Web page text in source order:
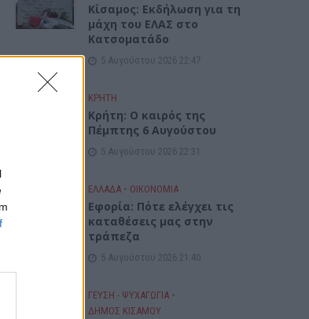
Κίσαμος: Εκδήλωση για τη
μάχη του ΕΛΑΣ στο
Κατσοματάδο
5 Αυγούστου 2026 22:47
ΚΡΗΤΗ
Κρήτη: Ο καιρός της
Πέμπτης 6 Αυγούστου
5 Αυγούστου 2026 22:31
ΕΛΛΑΔΑ • ΟΙΚΟΝΟΜΙΑ
Εφορία: Πότε ελέγχει τις
καταθέσεις μας στην
τράπεζα
5 Αυγούστου 2026 21:40
ΓΕΎΣΗ - ΨΥΧΑΓΩΓΊΑ •
ΔΉΜΟΣ ΚΙΣΆΜΟΥ